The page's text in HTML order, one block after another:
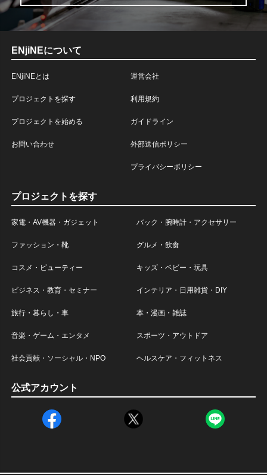
ENjiNEについて
ENjiNEとは
プロジェクトを探す
プロジェクトを始める
お問い合わせ
運営会社
利用規約
ガイドライン
外部送信ポリシー
プライバシーポリシー
プロジェクトを探す
家電・AV機器・ガジェット バック・腕時計・アクセサリー
ファッション・靴 グルメ・飲食
コスメ・ビューティー キッズ・ベビー・玩具
ビジネス・教育・セミナー インテリア・日用雑貨・DIY
旅行・暮らし・車 本・漫画・雑誌
音楽・ゲーム・エンタメ スポーツ・アウトドア
社会貢献・ソーシャル・NPO ヘルスケア・フィットネス
公式アカウント